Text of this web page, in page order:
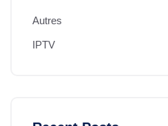
Autres
IPTV